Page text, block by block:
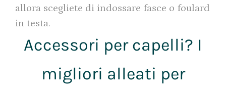
allora scegliete di indossare fasce o foulard
in testa.
Accessori per capelli? I
migliori alleati per